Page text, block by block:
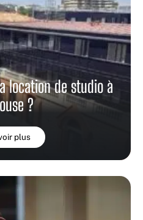
location de studio à
?
plus